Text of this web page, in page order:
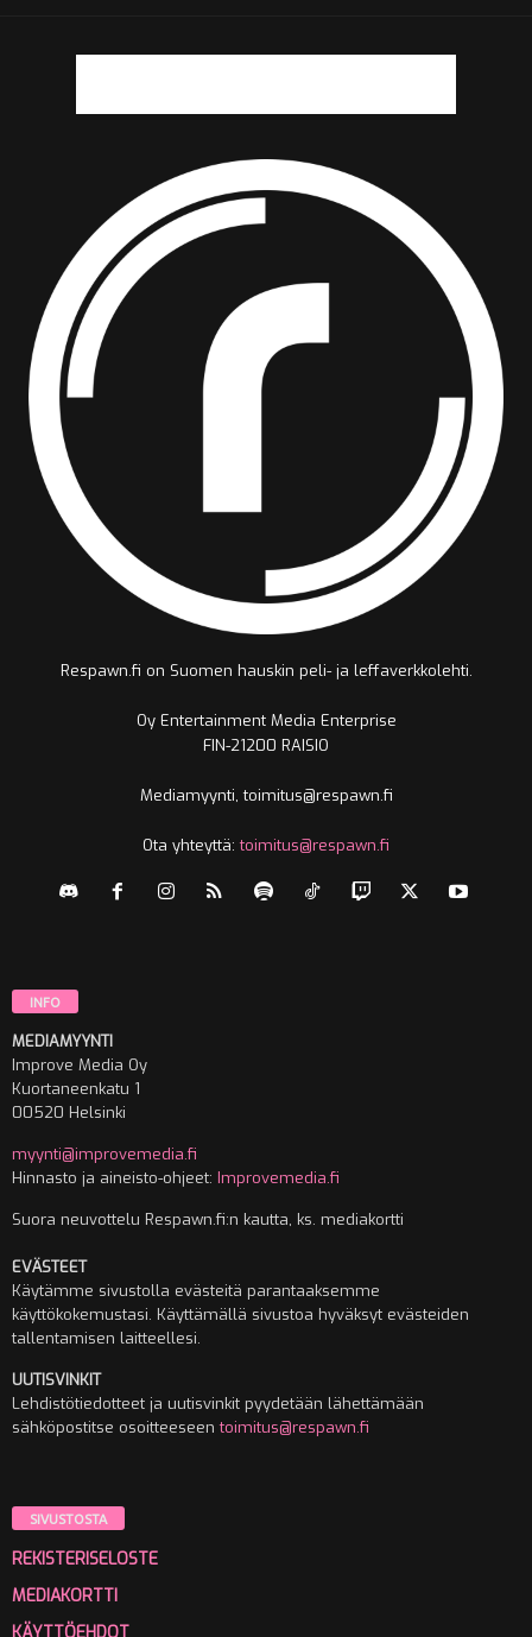
Respawn.fi on Suomen hauskin peli- ja leffaverkkolehti.
Oy Entertainment Media Enterprise
FIN-21200 RAISIO
Mediamyynti, toimitus@respawn.fi
Ota yhteyttä:toimitus@respawn.fi
INFO
MEDIAMYYNTI
Improve Media Oy
Kuortaneenkatu 1
00520 Helsinki
myynti@improvemedia.fi
Hinnasto ja aineisto-ohjeet: Improvemedia.fi
Suora neuvottelu Respawn.fi:n kautta, ks. mediakortti
EVÄSTEET
Käytämme sivustolla evästeitä parantaaksemme
käyttökokemustasi. Käyttämällä sivustoa hyväksyt evästeiden
tallentamisen laitteellesi.
UUTISVINKIT
Lehdistötiedotteet ja uutisvinkit pyydetään lähettämään
sähköpostitse osoitteeseentoimitus@respawn.fi
SIVUSTOSTA
REKISTERISELOSTE
MEDIAKORTTI